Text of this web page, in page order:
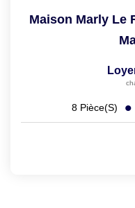
Maison Marly Le
8 Pièce(s)